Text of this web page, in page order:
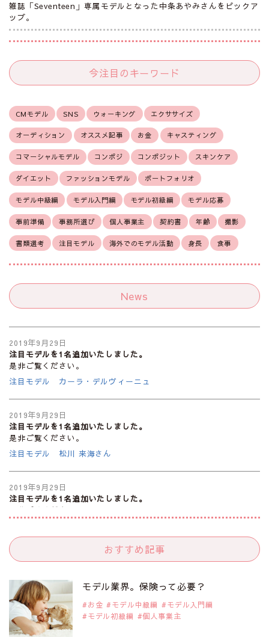
雑誌「Seventeen」専属モデルとなった中条あやみさんをピックア
ップ。
今注目のキーワード
CMモデル SNS ウォーキング エクササイズ
オーディション オススメ記事 お金 キャスティング
コマーシャルモデル コンポジ コンポジット スキンケア
ダイエット ファッションモデル ポートフォリオ
モデル中級編 モデル入門編 モデル初級編 モデル応募
事前準備 事務所選び 個人事業主 契約書 年齢 撮影
書類選考 注目モデル 海外でのモデル活動 身長 食事
News
2019年9月29日
注目モデルを1名追加いたしました。
是非ご覧ください。
注目モデル カーラ・デルヴィーニュ
2019年9月29日
注目モデルを1名追加いたしました。
是非ご覧ください。
注目モデル 松川 来海さん
2019年9月29日
注目モデルを1名追加いたしました。
是非ご覧ください。
2019年9月29日
是非ご覧ください。
注目モデル 水原佑果さん
2019年9月29日
おすすめ記事
モデル業界。保険って必要？
お金 モデル中級編
モデル入門編
モデル初級編
個人事業主